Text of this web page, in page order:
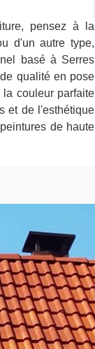
pensez à la
d'un autre type,
basé à Serres
qualité en pose
couleur parfaite
et de l'esthétique
de haute